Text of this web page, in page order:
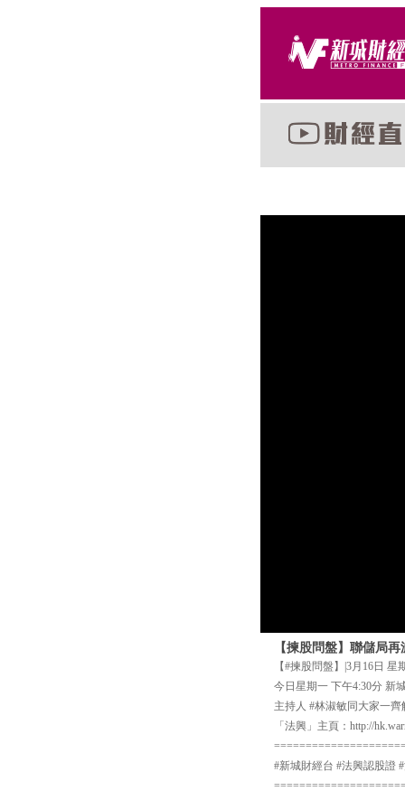
【揀股問盤】聯儲局
【#揀股問盤】|3月16日
今日星期一 下午4:30分 新
主持人 #林淑敏同大家一
「法興」主頁：http://
#新城財經台 #法興認股證